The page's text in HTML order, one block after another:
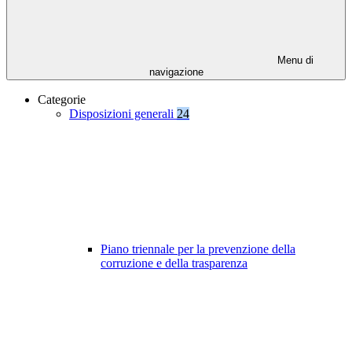
Menu di
navigazione
Categorie
Disposizioni generali 24
Piano triennale per la prevenzione della
corruzione e della trasparenza